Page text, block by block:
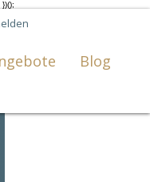
Blog